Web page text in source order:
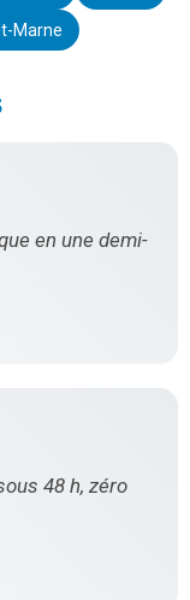
Marne
en une demi-
48 h, zéro